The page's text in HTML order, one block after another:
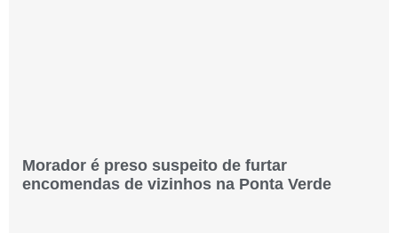
Morador é preso suspeito de furtar
encomendas de vizinhos na Ponta Verde